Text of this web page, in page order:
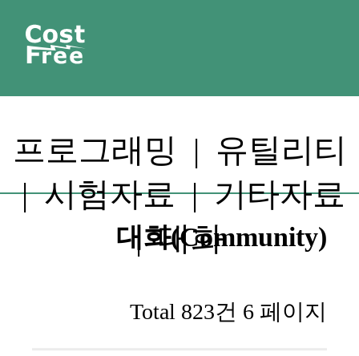
프로그래밍 | 유틸리티
|시험자료|기타자료
|대화
대화(Community)
Total 823건 6 페이지